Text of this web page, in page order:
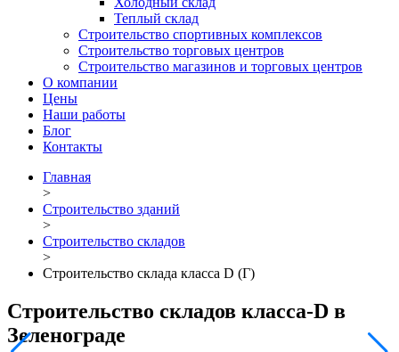
Теплый склад
Строительство спортивных комплексов
Строительство торговых центров
Строительство магазинов и торговых центров
О компании
Цены
Наши работы
Блог
Контакты
Главная
>
Строительство зданий
>
Строительство складов
>
Строительство склада класса D (Г)
Строительство складов класса-D в
Зеленограде